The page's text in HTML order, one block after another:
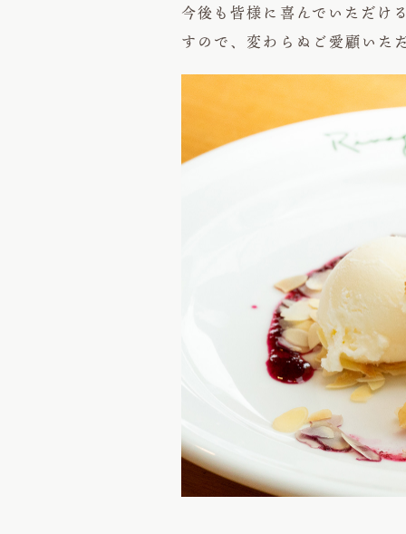
今後も皆様に喜んでいただけ
すので、変わらぬご愛顧いた